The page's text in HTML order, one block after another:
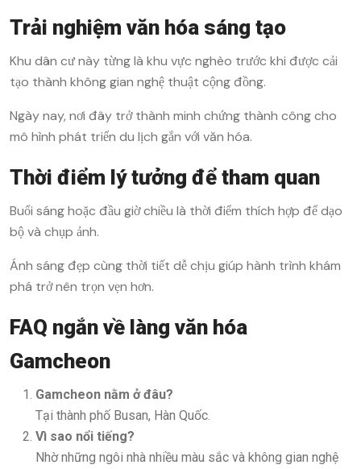
Trải nghiệm văn hóa sáng tạo
Khu dân cư này từng là khu vực nghèo trước khi được cải
tạo thành không gian nghệ thuật cộng đồng.
Ngày nay, nơi đây trở thành minh chứng thành công cho
mô hình phát triển du lịch gắn với văn hóa.
Thời điểm lý tưởng để tham quan
Buổi sáng hoặc đầu giờ chiều là thời điểm thích hợp để dạo
bộ và chụp ảnh.
Ánh sáng đẹp cùng thời tiết dễ chịu giúp hành trình khám
phá trở nên trọn vẹn hơn.
FAQ ngắn về làng văn hóa
Gamcheon
Gamcheon nằm ở đâu?
Tại thành phố Busan, Hàn Quốc.
Vì sao nổi tiếng?
Nhờ những ngôi nhà nhiều màu sắc và không gian nghệ